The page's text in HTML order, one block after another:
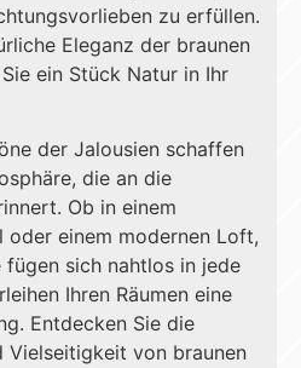
zu erfüllen.
Eleganz der braunen
ein Stück Natur in Ihr
der Jalousien schaffen
die an die
Ob in einem
oder einem modernen Loft,
sich nahtlos in jede
Ihren Räumen eine
Entdecken Sie die
Vielseitigkeit von braunen